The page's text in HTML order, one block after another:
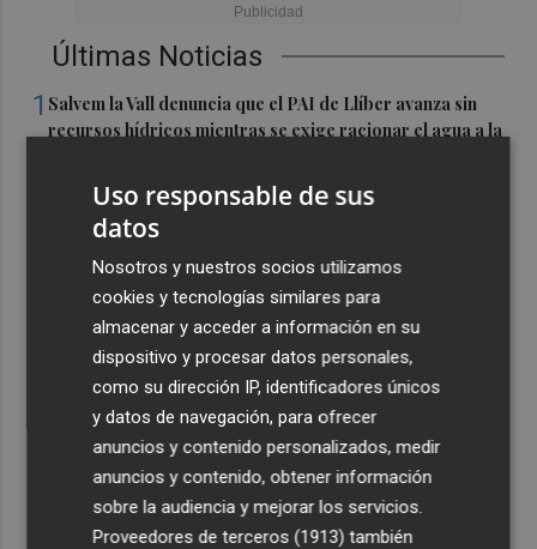
Últimas Noticias
1 Salvem la Vall denuncia que el PAI de Llíber avanza sin
recursos hídricos mientras se exige racionar el agua a la
El Hozono Jairis aún necesita un par de incorporaciones
para su cuarto año en la LF Endesa
Ruz ya hace planes para un posible futuro de Clarisas,
más allá de la rehabilitación: ¿retorno de la Dama?
ViviFind, el buscador inmobiliario con IA surgido del
PCUMH, prepara sus primeras alianzas con el sector
Castelló apuesta por convertir el eclipse en un referente
científico: recibirá a un gran equipo de expertos
Uso responsable de sus
datos
Nosotros y nuestros socios utilizamos
cookies y tecnologías similares para
almacenar y acceder a información en su
dispositivo y procesar datos personales,
como su dirección IP, identificadores únicos
y datos de navegación, para ofrecer
anuncios y contenido personalizados, medir
anuncios y contenido, obtener información
sobre la audiencia y mejorar los servicios.
Proveedores de terceros (1913) también